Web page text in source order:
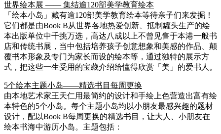
世界绘本展 —— 集结逾120部美学教育绘本
「绘本小岛」藏有逾120部美学教育绘本等待亲子们来发掘！
它们都是由Book B从世界各地热爱创新、抵制罐头生产的绘
本出版单位中千挑万选，高达八成以上不曾见售于本港一般书
店和传统书展，当中包括培养孩子创意想象和美感的作品、颠
覆书本形象及专门为家长而设的绘本等，通过独特的展示方
式，把这些一生受用的宝藏介绍给懂得欣赏「美」的爱书人。
5个绘本主题小岛——精选书目每周更换
由本地艺术家王天仁用最简约的设计和手绘上色营造出富有绘
本特色的5个小岛。每个主题小岛均以小朋友最感兴趣的题材
设计，配以Book B每周更换的精选书目，让大人、小朋友在
绘本书海中游历小岛。主题包括：